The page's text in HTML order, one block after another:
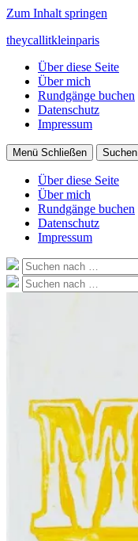
Zum Inhalt springen
theycallitkleinparis
Über diese Seite
Über mich
Rundgänge buchen
Datenschutz
Impressum
Menü Schließen Suchen
Über diese Seite
Über mich
Rundgänge buchen
Datenschutz
Impressum
Suche
nach:
Suche
nach: